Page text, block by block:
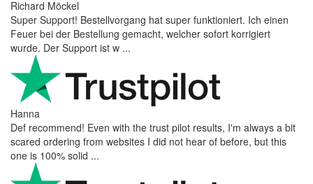
Richard Möckel
Super Support! Bestellvorgang hat super funktioniert. Ich einen
Feuer bei der Bestellung gemacht, welcher sofort korrigiert
wurde. Der Support ist w ...
Hanna
Def recommend! Even with the trust pilot results, I'm always a bit
scared ordering from websites I did not hear of before, but this
one is 100% solid ...